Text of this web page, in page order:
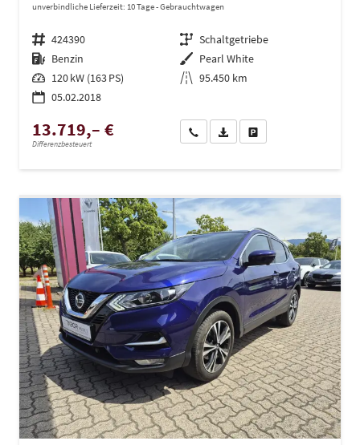
unverbindliche Lieferzeit: 10 Tage Gebrauchtwagen
Fahrzeugnr. 424390 Getriebe Schaltgetriebe
Kraftstoff Benzin Außenfarbe Pearl White
Leistung 120 kW (163 PS) Kilometerstand 95.450 km
05.02.2018
13.719,– €
Differenzbesteuert
Wir rufen Sie anPDF-Datei, Fahrzeugexposé